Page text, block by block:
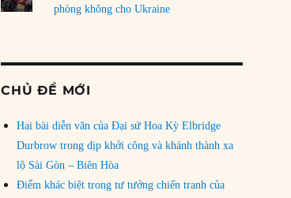
phòng không cho Ukraine
CHỦ ĐỀ MỚI
Hai bài diễn văn của Đại sứ Hoa Kỳ Elbridge
Durbrow trong dịp khởi công và khánh thành xa
lộ Sài Gòn – Biên Hòa
Điểm khác biệt trong tư tưởng chiến tranh của